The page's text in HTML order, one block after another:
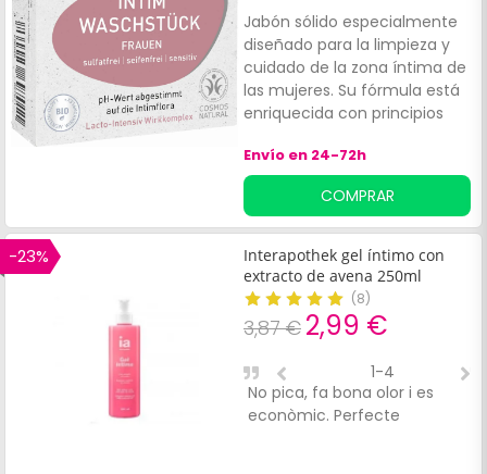
Jabón sólido especialmente
diseñado para la limpieza y
cuidado de la zona íntima de
las mujeres. Su fórmula está
enriquecida con principios
protegen la epidermis de la
zona, como ácido láctico,
extractos orgánicos de
malva, manzanilla, caléndula
y manteca de karité. Se
puede utilizar en pieles
sensibles o reactivas.
Envío en 24-72h
COMPRAR
-23%
Interapothek gel íntimo con
extracto de avena 250ml
(8)
3,87 € 2,99 €
No pica, fa bona olor i es
econòmic. Perfecte
1-4